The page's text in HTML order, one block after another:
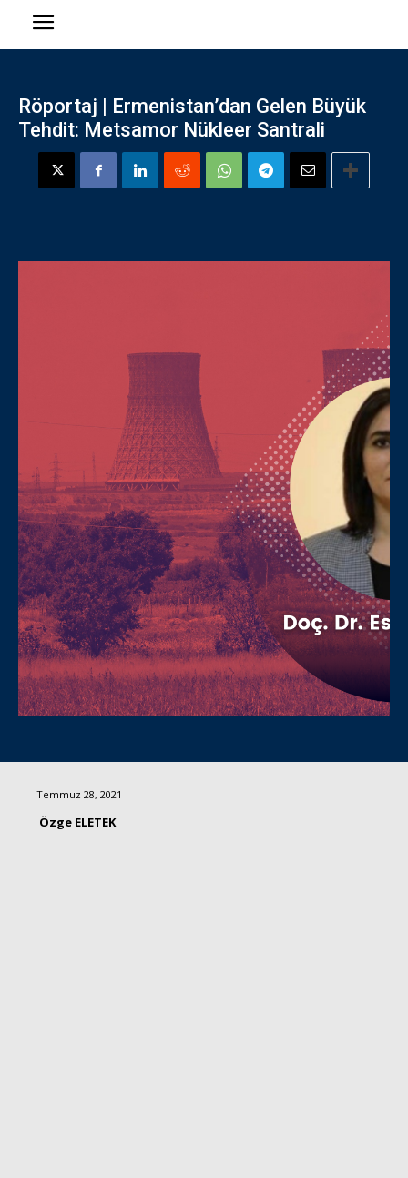
Röportaj | Ermenistan’dan Gelen Büyük
Tehdit: Metsamor Nükleer Santrali
Temmuz 28, 2021
Özge ELETEK